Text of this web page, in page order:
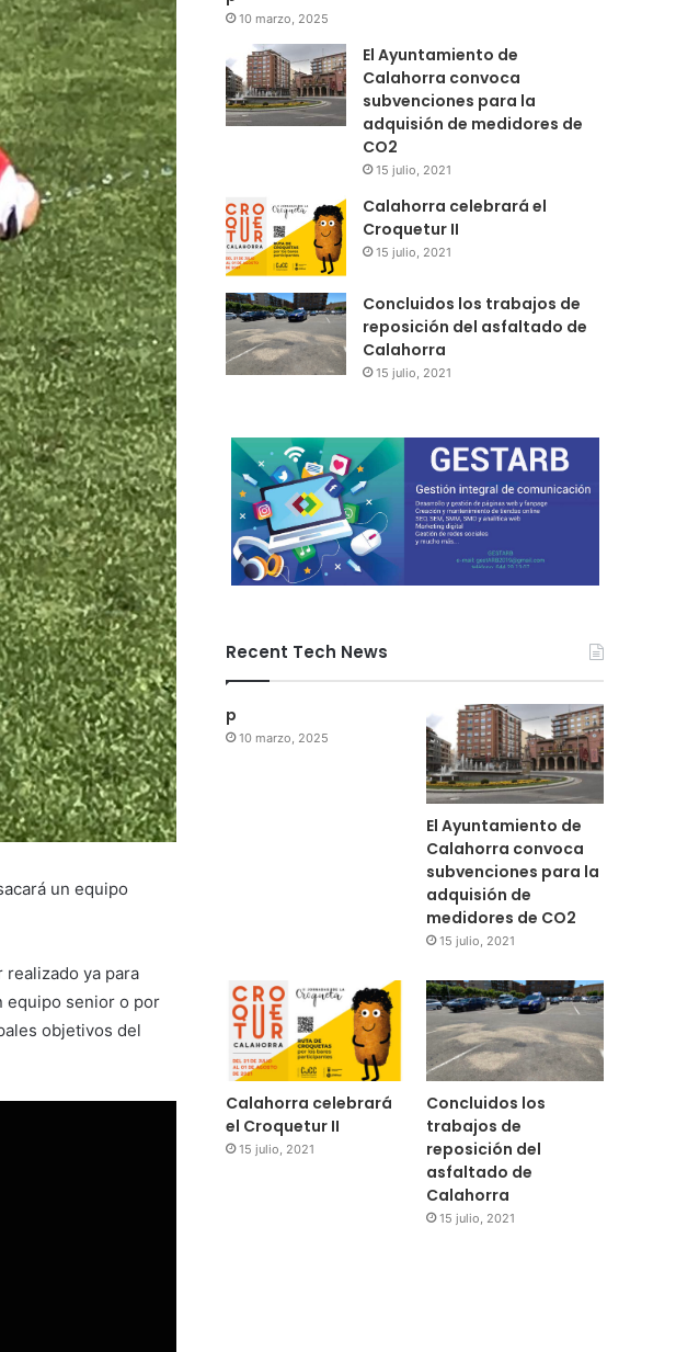
un equipo
ya para
equipo senior o por
objetivos del
10 marzo, 2025
El Ayuntamiento de
Calahorra convoca
subvenciones para la
adquisión de medidores de
CO2
15 julio, 2021
Calahorra celebrará el
Croquetur II
15 julio, 2021
Concluidos los trabajos de
reposición del asfaltado de
Calahorra
15 julio, 2021
Recent Tech News
p
10 marzo, 2025
El Ayuntamiento de
Calahorra convoca
subvenciones para la
adquisión de
medidores de CO2
15 julio, 2021
Calahorra celebrará
el Croquetur II
15 julio, 2021
Concluidos los
trabajos de
reposición del
asfaltado de
Calahorra
15 julio, 2021